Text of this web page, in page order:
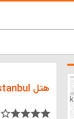
هتل Fesa Business Hotel Istanbul
star_border star star star star